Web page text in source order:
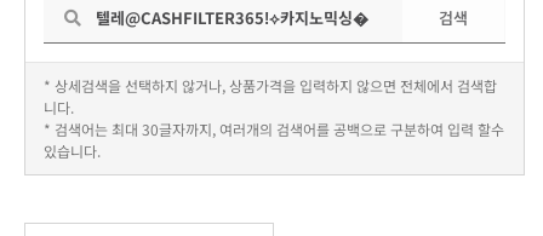
검색
* 상세검색을 선택하지 않거나, 상품가격을 입력하지 않으면 전체에서 검색합
니다.
* 검색어는 최대 30글자까지, 여러개의 검색어를 공백으로 구분하여 입력 할수
있습니다.